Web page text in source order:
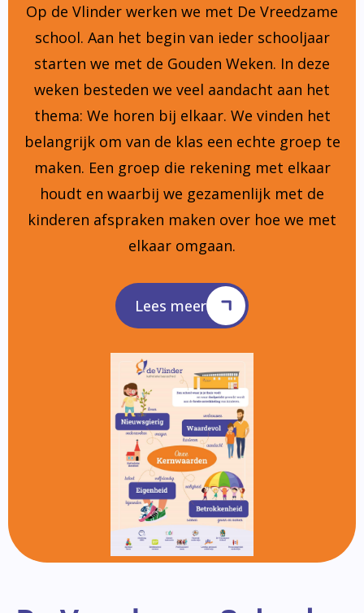
Op de Vlinder werken we met De Vreedzame
school. Aan het begin van ieder schooljaar
starten we met de Gouden Weken. In deze
weken besteden we veel aandacht aan het
thema: We horen bij elkaar. We vinden het
belangrijk om van de klas een echte groep te
maken. Een groep die rekening met elkaar
houdt en waarbij we gezamenlijk met de
kinderen afspraken maken over hoe we met
elkaar omgaan.
Lees meer